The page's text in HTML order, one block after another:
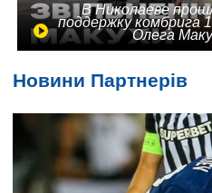
В Николаеве
поддержку комбрига
Олега